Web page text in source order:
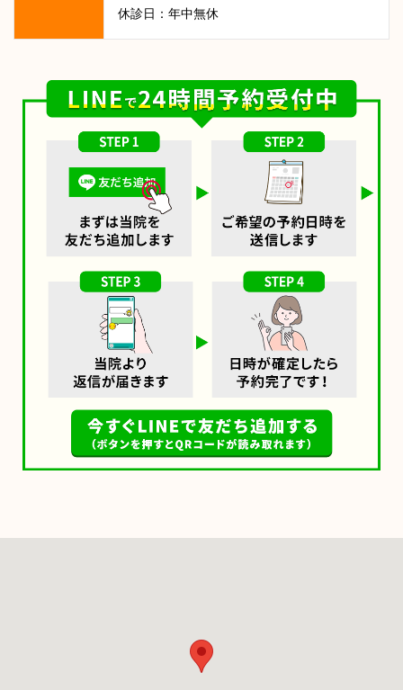
休診日：年中無休